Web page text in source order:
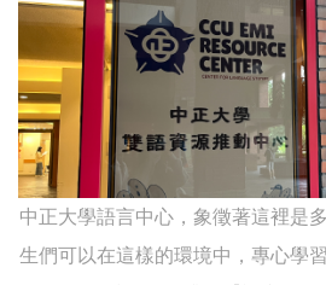
中正大學語言中心，象徵著這裡是
生們可以在這樣的環境中，專心學